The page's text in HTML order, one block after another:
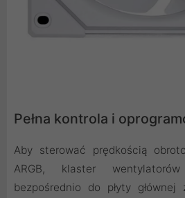
Pełna kontrola i
Aby sterować prędkością
ARGB, klaster
bezpośrednio do płyty